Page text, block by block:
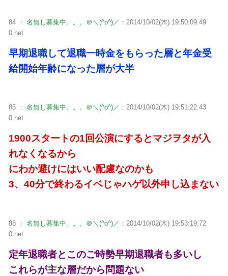
84 ： 名無し募集中。。。＠＼(^o^)／ ：2014/10/02(木) 19:50:09.49
0.net
早期退職して退職一時金をもらった層と年金受
給開始年齢になった層が大半
85 ： 名無し募集中。。。＠＼(^o^)／ ：2014/10/02(木) 19:51:22.43
0.net
1900スタートの1回公演にするとマジヲタが入
れなくなるから
にわか避けにはいい配慮なのかも
3、40分で終わるイベじゃハゲ以外申し込まない
88 ： 名無し募集中。。。＠＼(^o^)／ ：2014/10/02(木) 19:53:19.72
0.net
定年退職者とこのご時勢早期退職者も多いし
これらが主な層だから問題ない